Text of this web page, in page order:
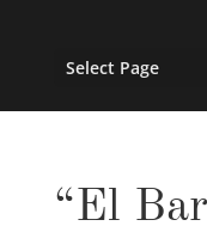
Select Page
“El